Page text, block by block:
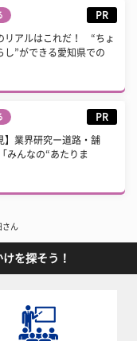
PR
リアルはこれだ！ “ちょ
し”ができる愛知県での
PR
】業界研究ー道路・舗
みんなの“あたりま
さん
を探そう！